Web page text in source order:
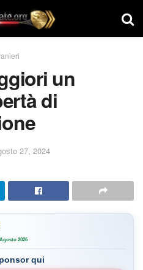
un
di
27, 2024
2026
qui